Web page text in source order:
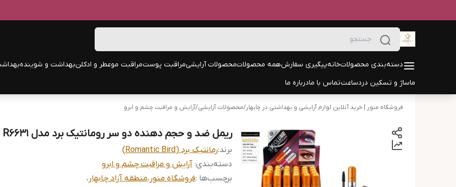
دسته‌بندی محصولاتخانهپیگیری سفارشهمه محصولاتمحصولات آرایشیمراقبت پوستمراقبت موعطر و ادکلنبهداشت و شوینده
ماساژ و تسکین دردساعتتماس با مادرباره ما
فروشگاه منور | خرید آنلاین لوازم آرایشی و بهداشتی در چابهار/محصولات آرایشی/آرایش و مراقبت چشم و ابرو
ریمل ضد و حجم دهنده دو سر رومانتیک برد مدل R6631
برند:رمانتیک برد (Romantic Bird)
دسته‌بندی: آرایش و مراقبت چشم و ابرو
برچسب‌ها :فروشگاه منور ،منطقه آزاد چابهار ،